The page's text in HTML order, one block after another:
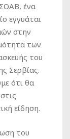
ένα
εγγυάται
στην
των
του
Σερβίας.
ότι θα
είδηση.
του